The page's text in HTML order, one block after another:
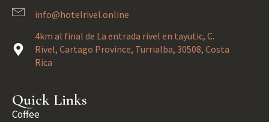
info@hotelrivel.online
4km al final de La entrada rivel en tayutic, C.
Rivel, Cartago Province, Turrialba, 30508, Costa
Rica
Quick Links
Coffee